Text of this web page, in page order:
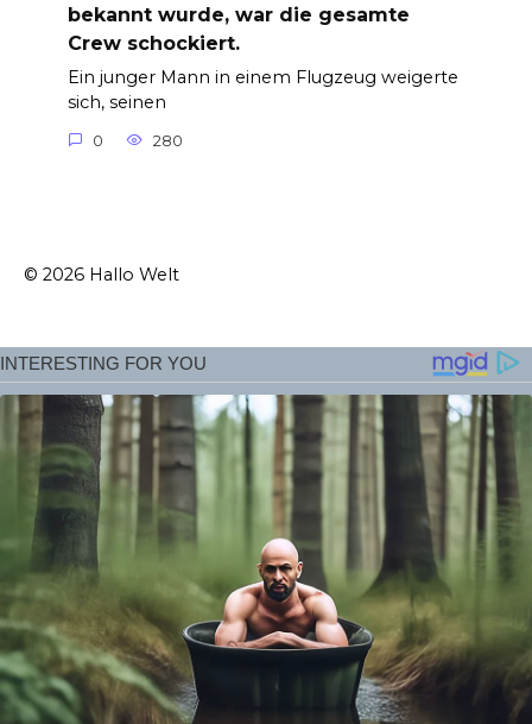
bekannt wurde, war die gesamte
Crew schockiert.
Ein junger Mann in einem Flugzeug weigerte
sich, seinen
0 280
© 2026 Hallo Welt